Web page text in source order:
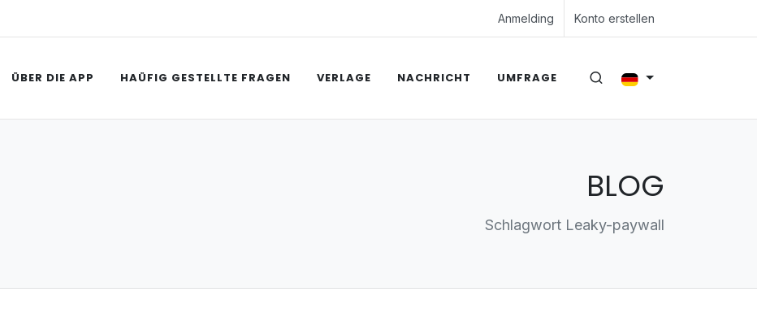
Anmelding Konto erstellen
ÜBER DIE APP HAÜFIG GESTELLTE FRAGEN VERLAGE NACHRICHT UMFRAGE
BLOG
Schlagwort Leaky-paywall